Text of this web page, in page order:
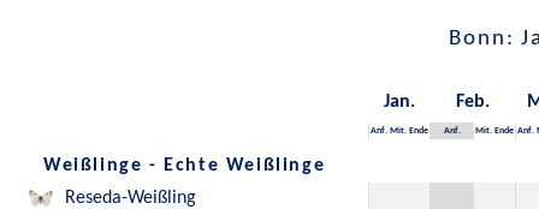
Bonn:
Jan. Feb.
Anf. Mit. Ende Anf. Mit. Ende Anf.
Weißlinge - Echte Weißlinge
Reseda-Weißling